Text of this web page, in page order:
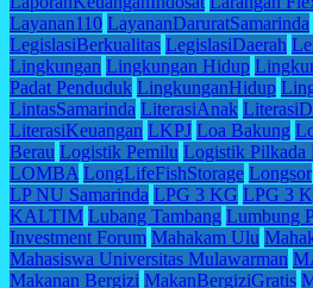
Layanan110 LayananDaruratSamarinda
LegislasiBerkualitas LegislasiDaerah
Lingkungan Lingkungan Hidup
Padat Penduduk LingkunganHidup
LintasSamarinda LiterasiAnak
LiterasiKeuangan LKPJ Loa Bakung
Berau Logistik Pemilu Logistik Pilkada
LOMBA LongLifeFishStorage Longsor
LP NU Samarinda LPG 3 KG LPG 3
KALTIM Lubang Tambang Lumbung
Investment Forum Mahakam Ulu
Mahasiswa Universitas Mulawarman
Makanan Bergizi MakanBergiziGratis